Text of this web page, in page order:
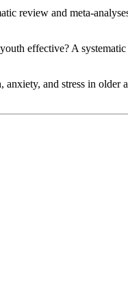
review and meta-
effective? A
and stress in